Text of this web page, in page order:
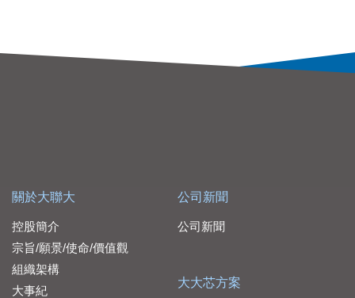
關於大聯大
控股簡介
宗旨/願景/使命/價值觀
組織架構
大事紀
公司新聞
公司新聞
大大芯方案